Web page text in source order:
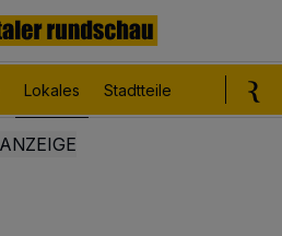
Lokales Stadtteile